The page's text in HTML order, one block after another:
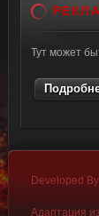
Тут может
Developed By
Адаптация